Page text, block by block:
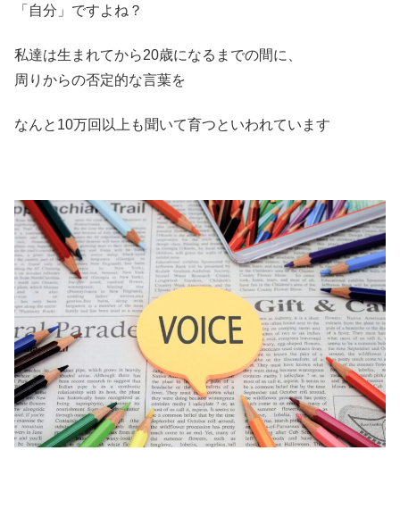
「自分」ですよね？
私達は生まれてから20歳になるまでの間に、
周りからの否定的な言葉を
なんと10万回以上も聞いて育つといわれています